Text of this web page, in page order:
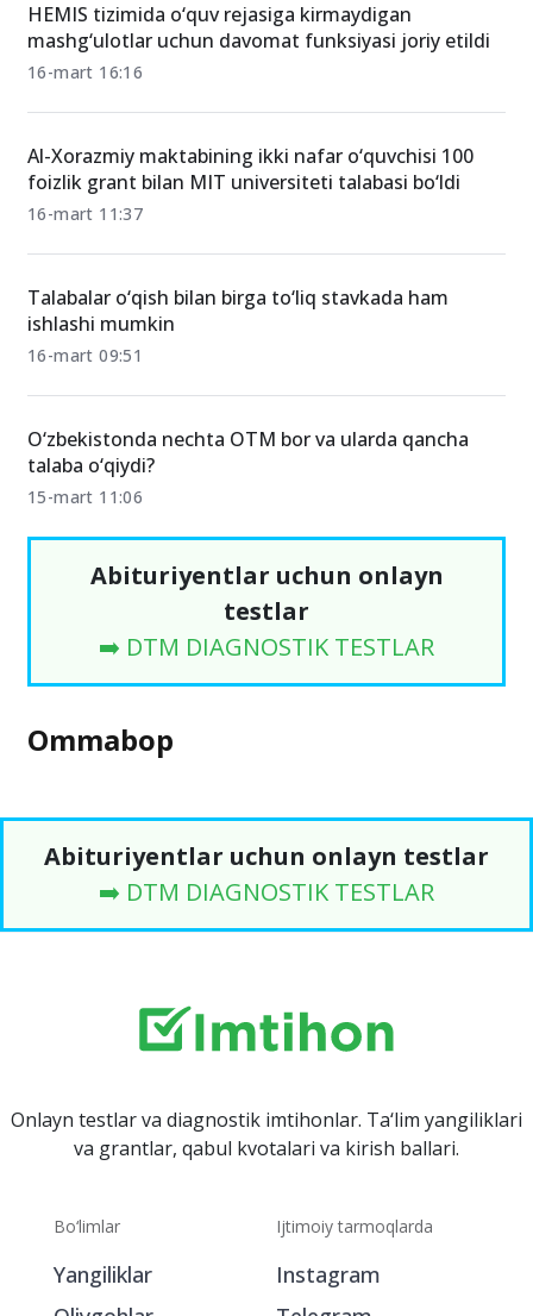
HEMIS tizimida o‘quv rejasiga kirmaydigan
mashg‘ulotlar uchun davomat funksiyasi joriy etildi
16-mart 16:16
Al-Xorazmiy maktabining ikki nafar o‘quvchisi 100
foizlik grant bilan MIT universiteti talabasi bo‘ldi
16-mart 11:37
Talabalar o‘qish bilan birga to‘liq stavkada ham
ishlashi mumkin
16-mart 09:51
O‘zbekistonda nechta OTM bor va ularda qancha
talaba o‘qiydi?
15-mart 11:06
Abituriyentlar uchun onlayn
testlar
➡️ DTM DIAGNOSTIK TESTLAR
Ommabop
Abituriyentlar uchun onlayn testlar
➡️ DTM DIAGNOSTIK TESTLAR
Onlayn testlar va diagnostik imtihonlar. Ta‘lim yangiliklari
va grantlar, qabul kvotalari va kirish ballari.
Bo‘limlar
Yangiliklar
Ijtimoiy tarmoqlarda
Instagram